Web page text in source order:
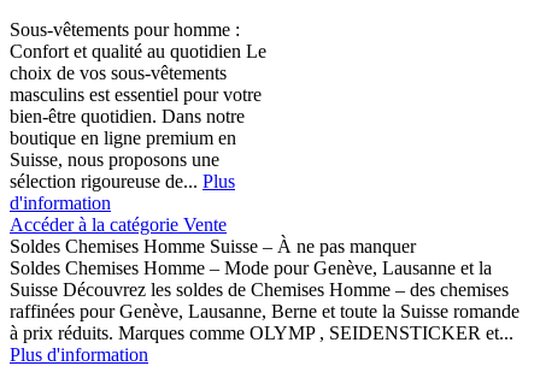
Sous-vêtements pour homme :
Confort et qualité au quotidien Le
choix de vos sous-vêtements
masculins est essentiel pour votre
bien-être quotidien. Dans notre
boutique en ligne premium en
Suisse, nous proposons une
sélection rigoureuse de... Plus
d'information
Accéder à la catégorie Vente
Soldes Chemises Homme Suisse – À ne pas manquer
Soldes Chemises Homme – Mode pour Genève, Lausanne et la
Suisse Découvrez les soldes de Chemises Homme – des chemises
raffinées pour Genève, Lausanne, Berne et toute la Suisse romande
à prix réduits. Marques comme OLYMP , SEIDENSTICKER et...
Plus d'information